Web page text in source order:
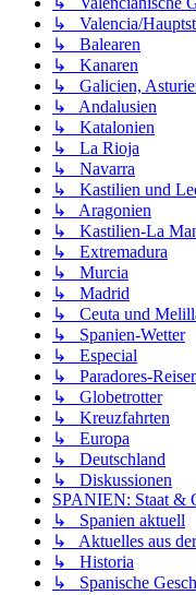
↳ Valencia/
↳ Balearen
↳ Kanaren
↳ Galicien,
↳ Andalusien
↳ Katalonien
↳ La Rioja
↳ Navarra
↳ Kastilien und
↳ Aragonien
↳ Kastilien-La
↳ Extremadura
↳ Murcia
↳ Madrid
↳ Ceuta und
↳ Spanien-Wetter
↳ Especial
↳ Paradores-
↳ Globetrotter
↳ Kreuzfahrten
↳ Europa
↳ Deutschland
↳ Diskussionen
SPANIEN: Staat &
↳ Spanien aktuell
↳ Aktuelles aus
↳ Historia
↳ Spanische